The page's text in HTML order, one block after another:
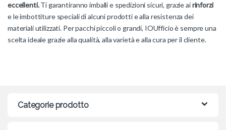
eccellenti.Ti garantiranno imballi e spedizioni sicuri, grazie airinforzi
e le imbottiture speciali di alcuni prodotti e alla resistenza dei
materiali utilizzati. Per pacchi piccoli o grandi, IOUfficio è sempre una
scelta ideale grazie alla qualità, alla varietà e alla cura per il cliente.
Categorie prodotto